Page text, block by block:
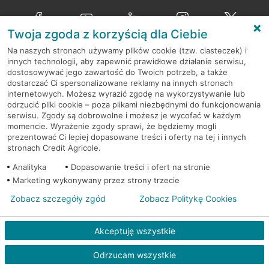
spotkanie:
przezformularz kontaktowy na mapie–wybierz
placówkę na mapiei kliknij w przycisk Umów się z
doradcą. Po wypełnieniu formularza poczekaj na kontakt
doradcy potwierdzający wizytę lub propozycję spotkania
w innym terminie.
telefonicznie przez Infolinię CA24
A po wizycie…
Zachęcamy do podzielenia się z nami opinią o wizycie.
Wystarczy przejść na stronę
, wyszukać
odwiedzoną placówkę i wypełnić formularz w ramach
platformy Profil Firmy w Google. Dziękujemy za wszystkie
opinie.
Przejdź do pytania
Przejdź do pytania
internetowej.
Serdecznie zapraszamy do naszych oddziałów. Polecamy
skorzystanie z możliwości wcześniejszegoumówienia się z
doradcą w placówce bankowej.
Przejdź do pytania
O nas
Kontakt i pomoc
Przydatne linki
Informacje i dokumenty
Pobierz aplikację CA24 Mobile
Twoja zgoda z korzyścią dla Ciebie
Na naszych stronach używamy plików cookie (tzw. ciasteczek) i
innych technologii, aby zapewnić prawidłowe działanie serwisu,
dostosowywać jego zawartość do Twoich potrzeb, a także
dostarczać Ci spersonalizowane reklamy na innych stronach
internetowych. Możesz wyrazić zgodę na wykorzystywanie lub
odrzucić pliki cookie – poza plikami niezbędnymi do funkcjonowania
serwisu. Zgody są dobrowolne i możesz je wycofać w każdym
momencie. Wyrażenie zgody sprawi, że będziemy mogli
prezentować Ci lepiej dopasowane treści i oferty na tej i innych
stronach Credit Agricole.
Analityka
Dopasowanie treści i ofert na stronie
Marketing wykonywany przez strony trzecie
Akceptuję wszystkie
Odrzucam wszystkie
Zobacz szczegóły zgód Zobacz Politykę Cookies